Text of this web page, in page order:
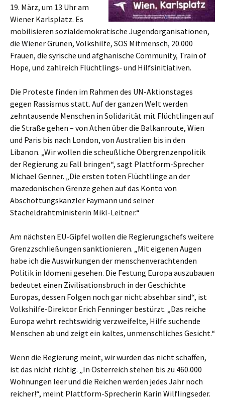
19. März, um 13 Uhr am
Wiener Karlsplatz. Es
mobilisieren sozialdemokratische Jugendorganisationen,
die Wiener Grünen, Volkshilfe, SOS Mitmensch, 20.000
Frauen, die syrische und afghanische Community, Train of
Hope, und zahlreich Flüchtlings- und Hilfsinitiativen.
Die Proteste finden im Rahmen des UN-Aktionstages
gegen Rassismus statt. Auf der ganzen Welt werden
zehntausende Menschen in Solidarität mit Flüchtlingen auf
die Straße gehen – von Athen über die Balkanroute, Wien
und Paris bis nach London, von Australien bis in den
Libanon. „Wir wollen die scheußliche Obergrenzenpolitik
der Regierung zu Fall bringen“, sagt Plattform-Sprecher
Michael Genner. „Die ersten toten Flüchtlinge an der
mazedonischen Grenze gehen auf das Konto von
Abschottungskanzler Faymann und seiner
Stacheldrahtministerin Mikl-Leitner.“
Am nächsten EU-Gipfel wollen die Regierungschefs weitere
Grenzzschließungen sanktionieren. „Mit eigenen Augen
habe ich die Auswirkungen der menschenverachtenden
Politik in Idomeni gesehen. Die Festung Europa auszubauen
bedeutet einen Zivilisationsbruch in der Geschichte
Europas, dessen Folgen noch gar nicht absehbar sind“, ist
Volkshilfe-Direktor Erich Fenninger bestürzt. „Das reiche
Europa wehrt rechtswidrig verzweifelte, Hilfe suchende
Menschen ab und zeigt ein kaltes, unmenschliches Gesicht.“
Wenn die Regierung meint, wir würden das nicht schaffen,
ist das nicht richtig. „In Österreich stehen bis zu 460.000
Wohnungen leer und die Reichen werden jedes Jahr noch
reicher!“, meint Plattform-Sprecherin Karin Wilflingseder.